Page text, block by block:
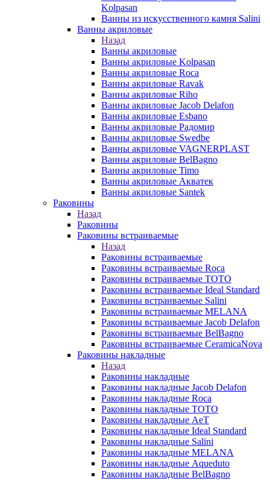
Kolpasan
Ванны из искусственного камня Salini
Ванны акриловые
Назад
Ванны акриловые
Ванны акриловые Kolpasan
Ванны акриловые Roca
Ванны акриловые Ravak
Ванны акриловые Riho
Ванны акриловые Jacob Delafon
Ванны акриловые Esbano
Ванны акриловые Радомир
Ванны акриловые Swedbe
Ванны акриловые VAGNERPLAST
Ванны акриловые BelBagno
Ванны акриловые Timo
Ванны акриловые Акватек
Ванны акриловые Santek
Раковины
Назад
Раковины
Раковины встраиваемые
Назад
Раковины встраиваемые
Раковины встраиваемые Roca
Раковины встраиваемые TOTO
Раковины встраиваемые Ideal Standard
Раковины встраиваемые Salini
Раковины встраиваемые MELANA
Раковины встраиваемые Jacob Delafon
Раковины встраиваемые BelBagno
Раковины встраиваемые CeramicaNova
Раковины накладные
Назад
Раковины накладные
Раковины накладные Jacob Delafon
Раковины накладные Roca
Раковины накладные TOTO
Раковины накладные AeT
Раковины накладные Ideal Standard
Раковины накладные Salini
Раковины накладные MELANA
Раковины накладные Aqueduto
Раковины накладные BelBagno